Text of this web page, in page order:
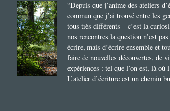
“Depuis que j’anime des ateliers
commun que j’ai trouvé entre les
tous très différents – c’est la
nos rencontres la question n’est
écrire, mais d’écrire ensemble et
faire de nouvelles découvertes, de
expériences : tel que l’on est, là où
L’atelier d’écriture est un chemin